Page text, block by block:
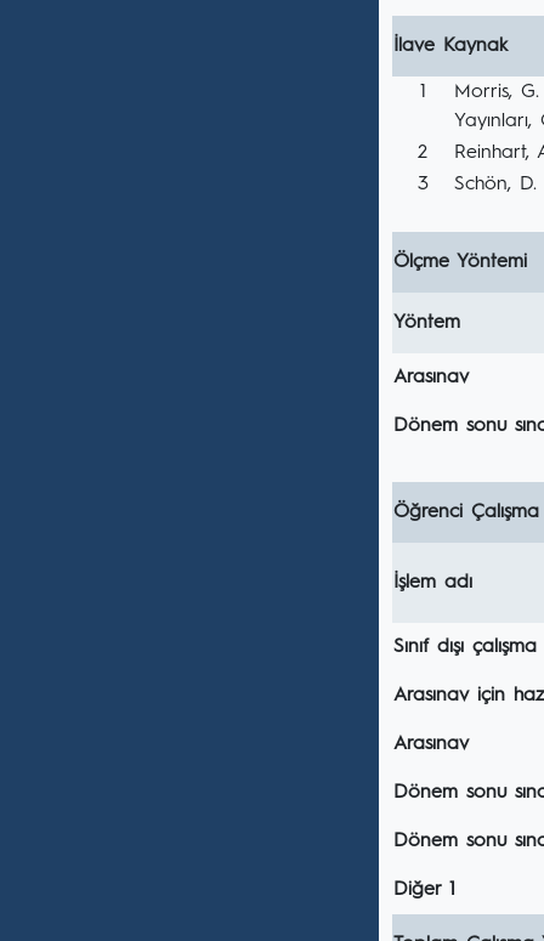
İlave Kaynak
1
Morris,
2
Reinhart,
3
Schön,
Ölçme Yöntemi
Yöntem
Arasınav
Dönem sonu
Öğrenci Çalışma
İşlem adı
Sınıf dışı çalışma
Arasınav için
Arasınav
Dönem sonu
Dönem sonu
Diğer 1